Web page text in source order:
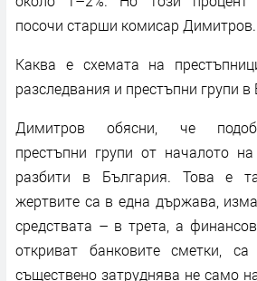
посочи старши комисар Димитров.
Каква е схемата на
разследвания и престъпни групи в
Димитров обясни, че
престъпни групи от началото
разбити в България. Това е
жертвите са в една държава,
средствата – в трета, а
откриват банковите сметки,
съществено затруднява не само